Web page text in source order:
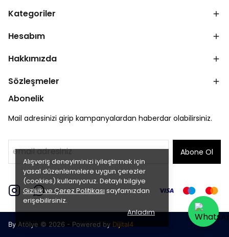
Alışveriş deneyiminizi iyileştirmek için
yasal düzenlemelere uygun çerezler
(cookies) kullanıyoruz. Detaylı bilgiye
Gizlilik ve Çerez Politikası sayfamızdan
erişebilirsiniz.
Anladım
Kategoriler
Hesabım
Hakkımızda
Sözleşmeler
Abonelik
Mail adresinizi girip kampanyalardan haberdar olabilirsiniz.
Abone Ol
By Atölye © 2026 - Powered by Dijital4